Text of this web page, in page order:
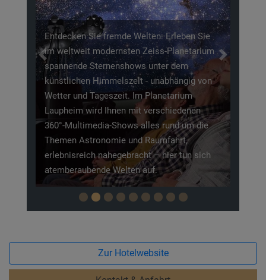
Entdecken Sie fremde Welten: Erleben Sie
im weltweit modernsten Zeiss-Planetarium
spannende Sternenshows unter dem
künstlichen Himmelszelt - unabhängig von
Wetter und Tageszeit. Im Planetarium
Laupheim wird Ihnen mit verschiedenen
360°-Multimedia-Shows alles rund um die
Themen Astronomie und Raumfahrt,
erlebnisreich nahegebracht – hier tun sich
atemberaubende Welten auf.
Previous Next
Zur Hotelwebsite